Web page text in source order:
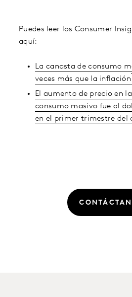
Puedes leer los Consumer
aquí:
La canasta de consumo
veces más que la inflación
El aumento de precio en
consumo masivo fue al
en el primer trimestre del